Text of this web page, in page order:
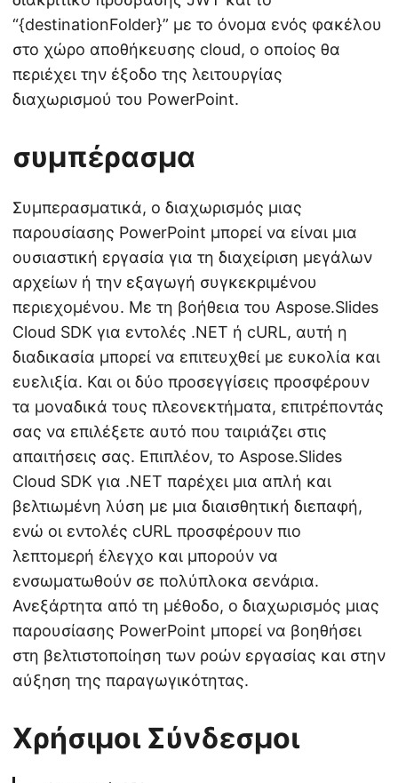
“{destinationFolder}” με το όνομα ενός φακέλου
στο χώρο αποθήκευσης cloud, ο οποίος θα
περιέχει την έξοδο της λειτουργίας
διαχωρισμού του PowerPoint.
συμπέρασμα
Συμπερασματικά, ο διαχωρισμός μιας
παρουσίασης PowerPoint μπορεί να είναι μια
ουσιαστική εργασία για τη διαχείριση μεγάλων
αρχείων ή την εξαγωγή συγκεκριμένου
περιεχομένου. Με τη βοήθεια του Aspose.Slides
Cloud SDK για εντολές .NET ή cURL, αυτή η
διαδικασία μπορεί να επιτευχθεί με ευκολία και
ευελιξία. Και οι δύο προσεγγίσεις προσφέρουν
τα μοναδικά τους πλεονεκτήματα, επιτρέποντάς
σας να επιλέξετε αυτό που ταιριάζει στις
απαιτήσεις σας. Επιπλέον, το Aspose.Slides
Cloud SDK για .NET παρέχει μια απλή και
βελτιωμένη λύση με μια διαισθητική διεπαφή,
ενώ οι εντολές cURL προσφέρουν πιο
λεπτομερή έλεγχο και μπορούν να
ενσωματωθούν σε πολύπλοκα σενάρια.
Ανεξάρτητα από τη μέθοδο, ο διαχωρισμός μιας
παρουσίασης PowerPoint μπορεί να βοηθήσει
στη βελτιστοποίηση των ροών εργασίας και στην
αύξηση της παραγωγικότητας.
Χρήσιμοι Σύνδεσμοι